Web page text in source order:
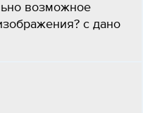
возможное
с дано